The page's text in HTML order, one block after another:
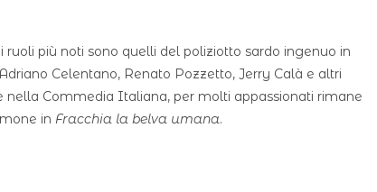
più noti sono quelli del poliziotto sardo ingenuo in
Celentano, Renato Pozzetto, Jerry Calà e altri
nella Commedia Italiana, per molti appassionati rimane
in Fracchia la belva umana.